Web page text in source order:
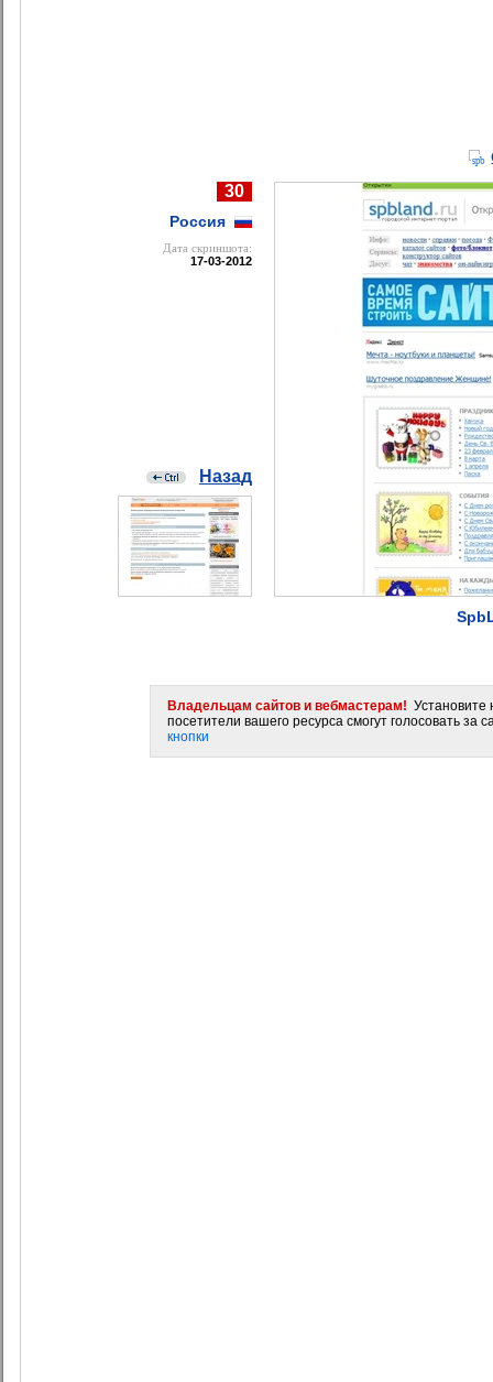
30
Россия
Дата cкриншота:
17-03-2012
Назад
Владельцам сайтов и вебмастерам! Установите
посетители вашего ресурса смогут голосовать за
кнопки